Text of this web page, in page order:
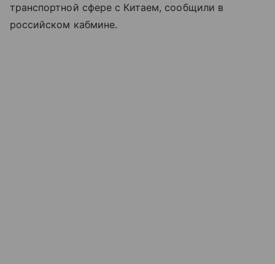
транспортной сфере с Китаем, сообщили в
российском кабмине.